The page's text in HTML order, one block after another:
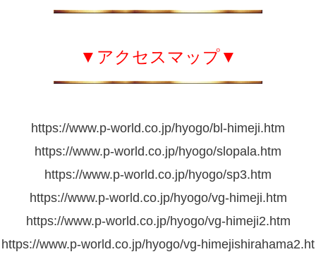
▼アクセスマップ▼
https://www.p-world.co.jp/hyogo/bl-himeji.htm
https://www.p-world.co.jp/hyogo/slopala.htm
https://www.p-world.co.jp/hyogo/sp3.htm
https://www.p-world.co.jp/hyogo/vg-himeji.htm
https://www.p-world.co.jp/hyogo/vg-himeji2.htm
https://www.p-world.co.jp/hyogo/vg-himejishirahama2.ht